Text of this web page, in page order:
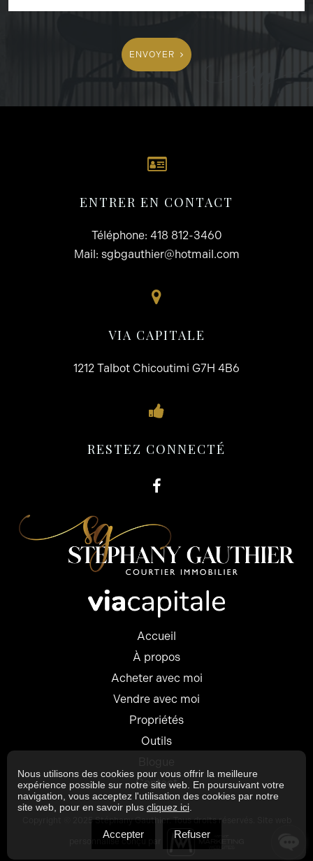
ENVOYER
ENTRER EN CONTACT
Téléphone: 418 812-3460
Mail: sgbgauthier@hotmail.com
VIA CAPITALE
1212 Talbot Chicoutimi G7H 4B6
RESTEZ CONNECTÉ
Accueil
À propos
Acheter avec moi
Vendre avec moi
Propriétés
Outils
Contact
Copyright © 2025 Stéphany Gauthier. Tous droits réservés. Site web
personnalisé conçu par
Nous utilisons des cookies pour vous offrir la meilleure
expérience possible sur notre site web. En poursuivant votre
navigation, vous acceptez l'utilisation des cookies par notre
site web, pour en savoir plus cliquez ici
Accepter Refuser